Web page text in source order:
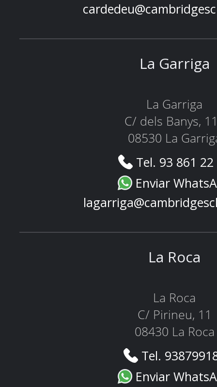
La Garriga
La Garriga
C/ dels Banys,
08530 La
Tel. 93 861
Enviar
La Roca
La Roca
C/ Pirineu, 11
08430 La Roca
Tel.
Enviar